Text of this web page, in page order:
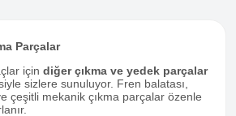
Parçalar
için diğer çıkma ve yedek parçalar
sizlere sunuluyor. Fren balatası,
çeşitli mekanik çıkma parçalar özenle